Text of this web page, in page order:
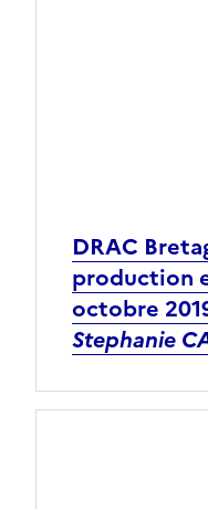
DRAC
production
octobre
Stephanie